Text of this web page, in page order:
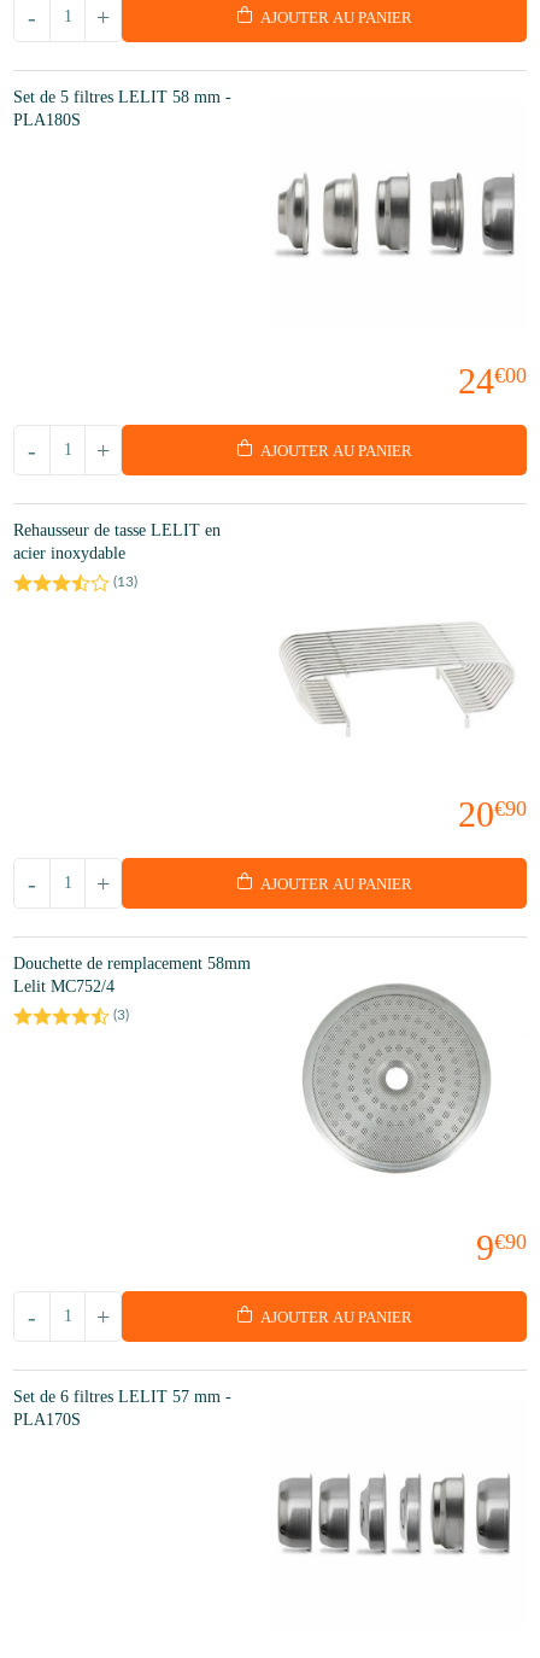
+
- AJOUTER AU PANIER
Set de 5 filtres LELIT 58 mm -
PLA180S
24€00
+
- AJOUTER AU PANIER
Rehausseur de tasse LELIT en
acier inoxydable
(13)
20€90
+
- AJOUTER AU PANIER
Douchette de remplacement 58mm
Lelit MC752/4
(3)
9€90
+
- AJOUTER AU PANIER
Set de 6 filtres LELIT 57 mm -
PLA170S